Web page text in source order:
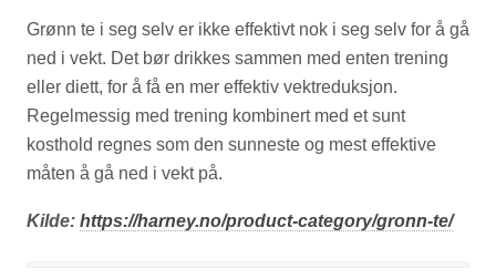
Grønn te i seg selv er ikke effektivt nok i seg selv for å gå
ned i vekt. Det bør drikkes sammen med enten trening
eller diett, for å få en mer effektiv vektreduksjon.
Regelmessig med trening kombinert med et sunt
kosthold regnes som den sunneste og mest effektive
måten å gå ned i vekt på.
Kilde: https://harney.no/product-category/gronn-te/